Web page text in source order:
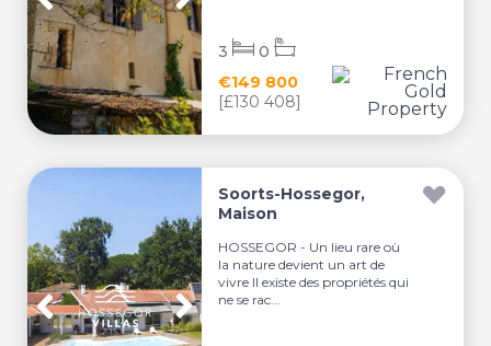
€149 800
[£130 408]
3 0
Soorts-Hossegor,
Maison
HOSSEGOR - Un lieu rare où
la nature devient un art de
vivre Il existe des propriétés qui
ne se rac...